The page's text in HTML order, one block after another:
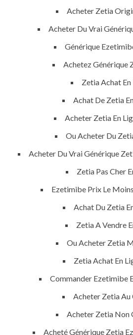
Acheter Zetia
Acheter Du Vrai
Générique
Achetez Générique
Zetia Achat En
Achat De Zetia
Acheter Zetia En
Ou Acheter Du
Acheter Du Vrai Générique
Zetia Pas Cher
Ezetimibe Prix Le
Achat Du Zetia
Zetia A Vendre
Ou Acheter Zetia
Zetia Achat En
Commander Ezetimibe
Acheter Zetia Au
Acheter Zetia Non
Acheté Générique Zetia
Building Construction
Maintenance
Painting
Air Conditioning Works
U.A.E
Dubai- UAE
+971 52 523 7902
ahmad@anjad.ae